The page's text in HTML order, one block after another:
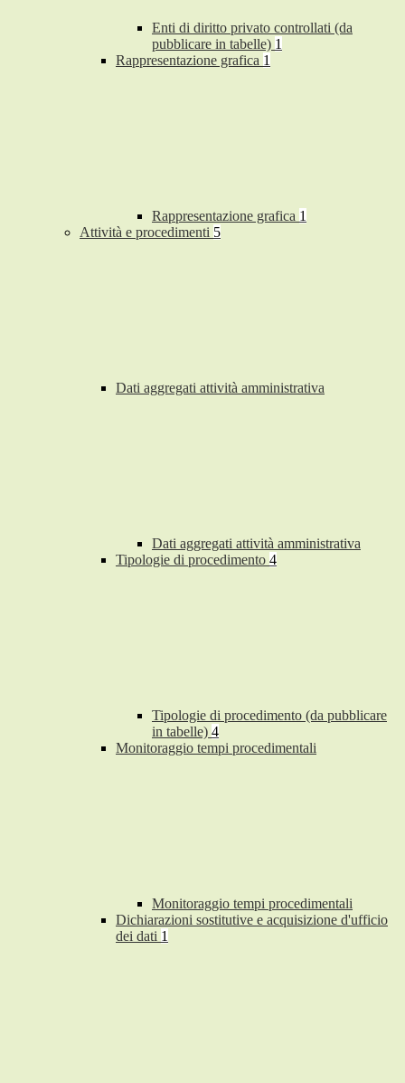
Enti di diritto privato controllati (da
pubblicare in tabelle) 1
Rappresentazione grafica 1
Rappresentazione grafica 1
Attività e procedimenti 5
Dati aggregati attività amministrativa
Dati aggregati attività amministrativa
Tipologie di procedimento 4
Tipologie di procedimento (da pubblicare
in tabelle) 4
Monitoraggio tempi procedimentali
Monitoraggio tempi procedimentali
Dichiarazioni sostitutive e acquisizione d'ufficio
dei dati 1